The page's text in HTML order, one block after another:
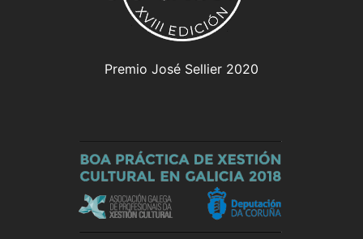
Premio José Sellier 2020